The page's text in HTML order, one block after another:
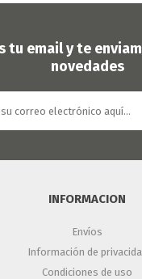
tu email y te
novedades
INFORMACION
Envíos
Información de
Condiciones de uso